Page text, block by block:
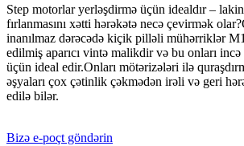
Step motorlar yerləşdirmə üçün idealdır – lakin
fırlanmasını xətti hərəkətə necə çevirmək
inanılmaz dərəcədə kiçik pilləli mühərriklər
edilmiş aparıcı vintə malikdir və bu onları
üçün ideal edir.Onları mötərizələri ilə
əşyaları çox çətinlik çəkmədən irəli və geri
edilə bilər.
Bizə e-poçt göndərin